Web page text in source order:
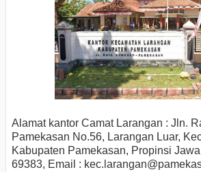
Alamat kantor Camat Larangan : Jln.
Pamekasan No.56, Larangan Luar,
Kabupaten Pamekasan, Propinsi
69383, Email :